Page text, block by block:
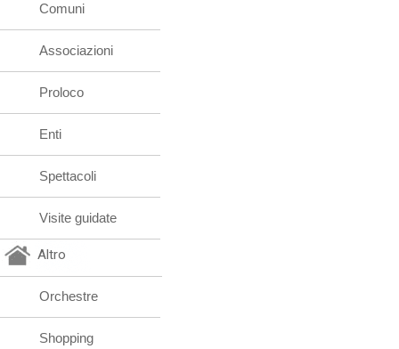
Comuni
Associazioni
Proloco
Enti
Spettacoli
Visite guidate
Altro
Orchestre
Shopping